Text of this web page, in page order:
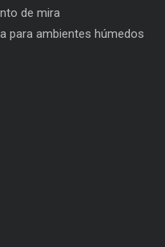
de mira
para ambientes húmedos